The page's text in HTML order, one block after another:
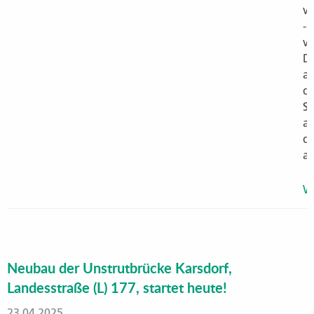
-
Neubau der Unstrutbrücke Karsdorf,
Landesstraße (L) 177, startet heute!